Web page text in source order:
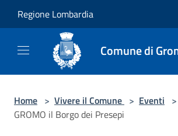
Regione Lombardia
Comune di
Home > Vivere il Comune > Eventi >
GROMO il Borgo dei Presepi